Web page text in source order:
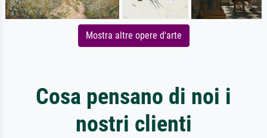
Mostra altre opere d'arte
Cosa pensano di noi i
nostri clienti